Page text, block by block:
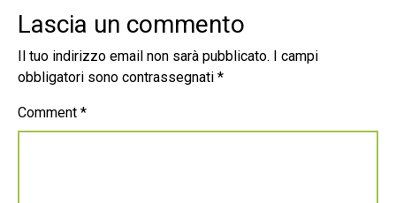
Lascia un commento
Il tuo indirizzo email non sarà pubblicato.
I campi
obbligatori sono contrassegnati *
Comment *